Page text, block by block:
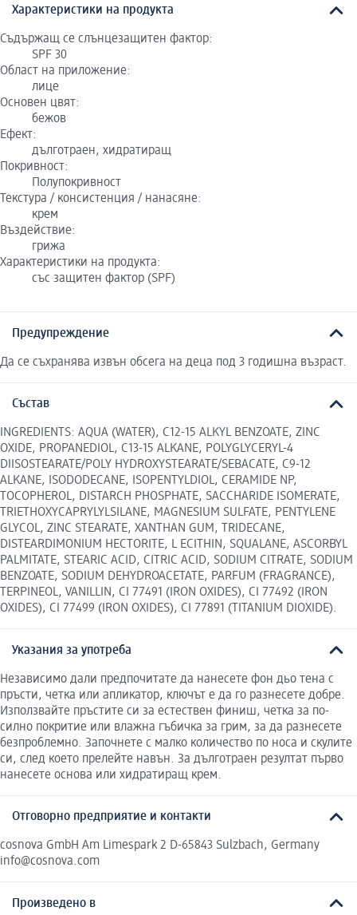
Характеристики на продукта
Съдържащ се слънцезащитен фактор:
SPF 30
Област на приложение:
лице
Основен цвят:
бежов
Ефект:
дълготраен, хидратиращ
Покривност:
Полупокривност
Текстура / консистенция / нанасяне:
крем
Въздействие:
грижа
Характеристики на продукта:
със защитен фактор (SPF)
Предупреждение
Да се съхранява извън обсега на деца под 3 годишна възраст.
Състав
INGREDIENTS: AQUA (WATER), C12-15 ALKYL BENZOATE, ZINC
OXIDE, PROPANEDIOL, C13-15 ALKANE, POLYGLYCERYL-4
DIISOSTEARATE/POLY HYDROXYSTEARATE/SEBACATE, C9-12
ALKANE, ISODODECANE, ISOPENTYLDIOL, CERAMIDE NP,
TOCOPHEROL, DISTARCH PHOSPHATE, SACCHARIDE ISOMERATE,
TRIETHOXYCAPRYLYLSILANE, MAGNESIUM SULFATE, PENTYLENE
GLYCOL, ZINC STEARATE, XANTHAN GUM, TRIDECANE,
DISTEARDIMONIUM HECTORITE, L ECITHIN, SQUALANE, ASCORBYL
PALMITATE, STEARIC ACID, CITRIC ACID, SODIUM CITRATE, SODIUM
BENZOATE, SODIUM DEHYDROACETATE, PARFUM (FRAGRANCE),
TERPINEOL, VANILLIN, CI 77491 (IRON OXIDES), CI 77492 (IRON
OXIDES), CI 77499 (IRON OXIDES), CI 77891 (TITANIUM DIOXIDE).
Указания за употреба
Независимо дали предпочитате да нанесете фон дьо тена с
пръсти, четка или апликатор, ключът е да го разнесете добре.
Използвайте пръстите си за естествен финиш, четка за по-
силно покритие или влажна гъбичка за грим, за да разнесете
безпроблемно. Започнете с малко количество по носа и скулите
си, след което прелейте навън. За дълготраен резултат първо
нанесете основа или хидратиращ крем.
Отговорно предприятие и контакти
cosnova GmbH Am Limespark 2 D-65843 Sulzbach, Germany
info@cosnova.com
Произведено в